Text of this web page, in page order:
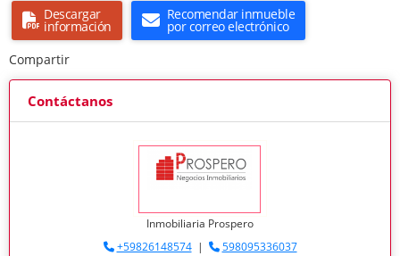
Descargar
información
Recomendar inmueble
por correo electrónico
Compartir
Contáctanos
Inmobiliaria Prospero
+59826148574|
598095336037